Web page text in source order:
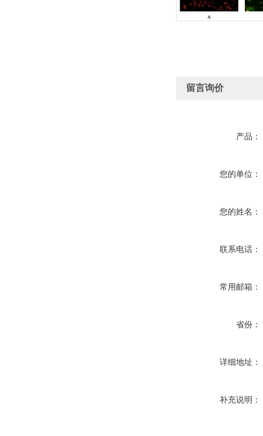
留言询价
产品：
您的单位：
您的姓名：
联系电话：
常用邮箱：
省份：
详细地址：
补充说明：